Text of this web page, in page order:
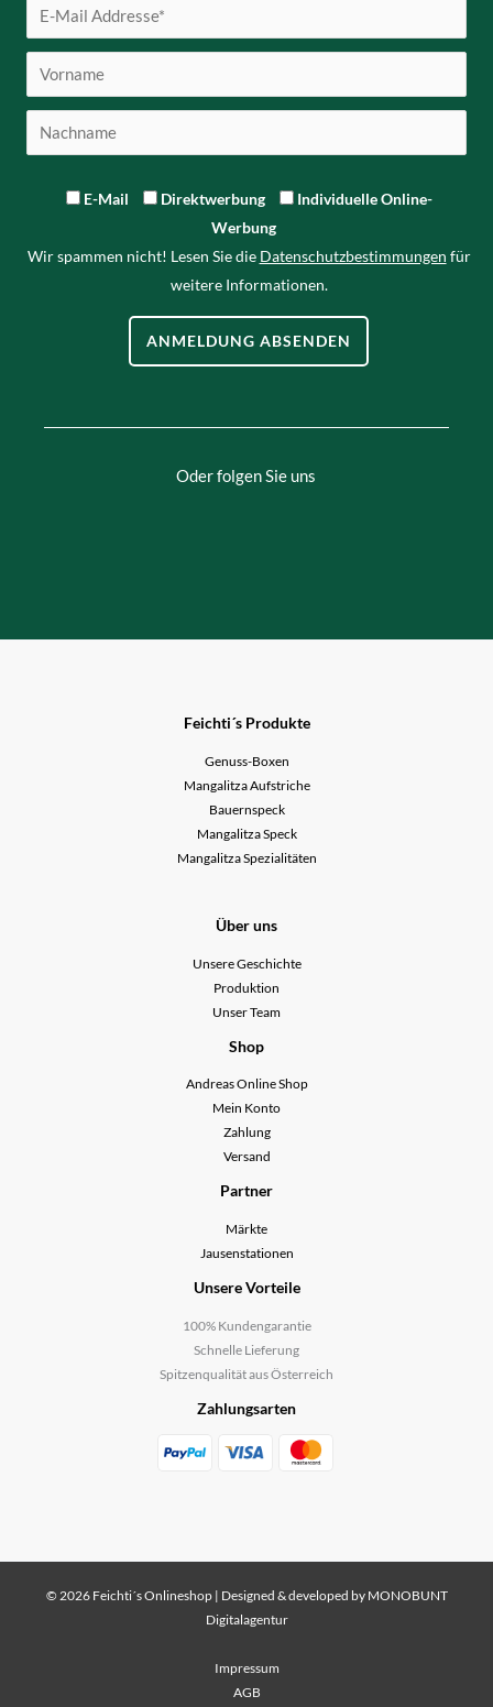
E-Mail Direktwerbung
Individuelle Online-
Werbung
Wir spammen nicht! Lesen Sie die Datenschutzbestimmungen für
weitere Informationen.
Oder folgen Sie uns
Feichti´s Produkte
Genuss-Boxen
Mangalitza Aufstriche
Bauernspeck
Mangalitza Speck
Mangalitza Spezialitäten
Über uns
Unsere Geschichte
Produktion
Unser Team
Shop
Andreas Online Shop
Mein Konto
Zahlung
Versand
Partner
Märkte
Jausenstationen
Unsere Vorteile
100% Kundengarantie
Schnelle Lieferung
Spitzenqualität aus Österreich
Zahlungsarten
© 2026 Feichti´s Onlineshop | Designed & developed by MONOBUNT
Digitalagentur
Impressum
AGB